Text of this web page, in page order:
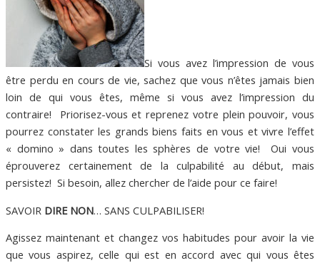
Si vous avez l’impression de vous
être perdu en cours de vie, sachez que vous n’êtes jamais bien
loin de qui vous êtes, même si vous avez l’impression du
contraire! Priorisez-vous et reprenez votre plein pouvoir, vous
pourrez constater les grands biens faits en vous et vivre l’effet
« domino » dans toutes les sphères de votre vie! Oui vous
éprouverez certainement de la culpabilité au début, mais
persistez! Si besoin, allez chercher de l’aide pour ce faire!
SAVOIR DIRE NON… SANS CULPABILISER!
Agissez maintenant et changez vos habitudes pour avoir la vie
que vous aspirez, celle qui est en accord avec qui vous êtes